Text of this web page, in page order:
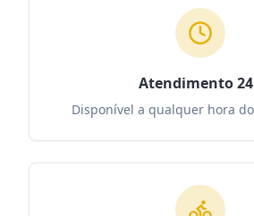
Atendimento
Disponível a qualquer hora